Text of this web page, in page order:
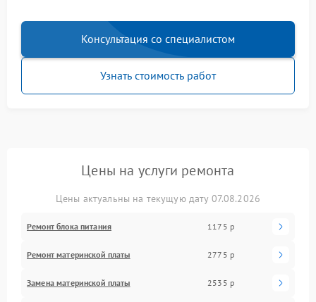
Консультация со специалистом
Узнать стоимость работ
Цены на услуги ремонта
Цены актуальны на текущую дату 07.08.2026
Ремонт блока питания 1175 р
Ремонт материнской платы 2775 р
Замена материнской платы 2535 р